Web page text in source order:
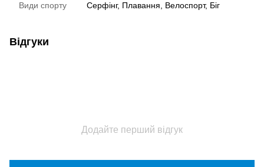
Види спорту Серфінг, Плавання, Велоспорт, Біг
Відгуки
Додайте перший відгук